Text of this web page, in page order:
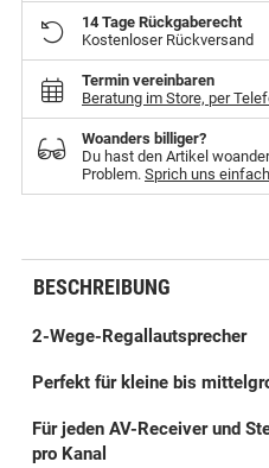
14 Tage Rückgaberecht
Kostenloser Rückversand
Termin vereinbaren
Beratung im Store, per
Woanders billiger?
Du hast den Artikel
Problem. Sprich uns
BESCHREIBUNG
2-Wege-Regallautsprecher
Perfekt für kleine bis
Für jeden AV-Receiver und
pro Kanal